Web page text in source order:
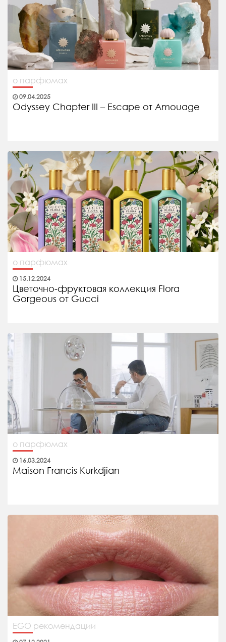
о парфюмах
09.04.2025
Odyssey Chapter III – Escape от Amouage
о парфюмах
15.12.2024
Цветочно-фруктовая коллекция Flora
Gorgeous от Gucci
о парфюмах
16.03.2024
Maison Francis Kurkdjian
EGO рекомендации